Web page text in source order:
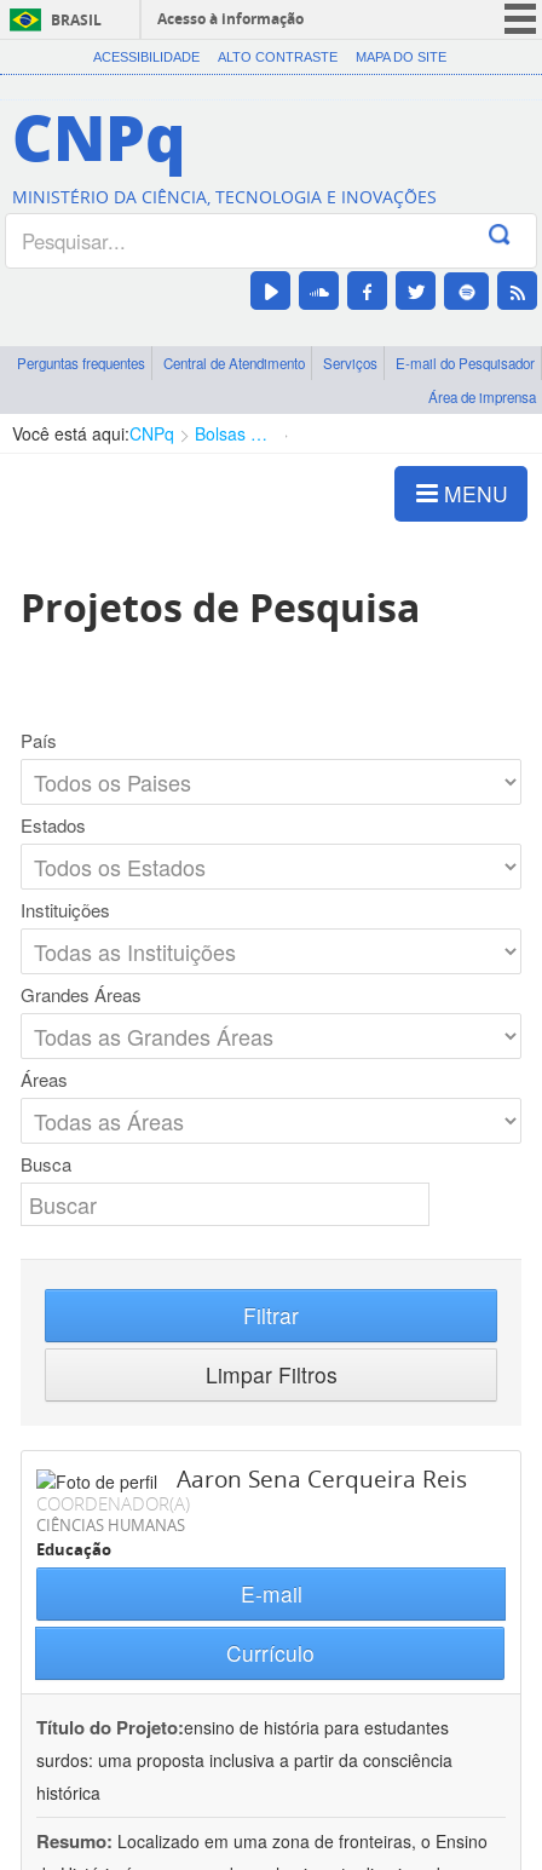
BRASIL
Acesso à informação
CORONAVÍRUS (COVID-19)
Canais
ACESSIBILIDADE ALTO CONTRASTE MAPA DO SITE
CNPq
MINISTÉRIO DA CIÊNCIA, TECNOLOGIA E INOVAÇÕES
Perguntas frequentes Central de Atendimento Serviços
E-mail do Pesquisador
Área de imprensa
Você está aqui:CNPq Bolsas e Auxílios Vigentes
MENU
Projetos de Pesquisa
País
Estados
Instituições
Grandes Áreas
Áreas
Busca
Filtrar
Limpar Filtros
Aaron Sena Cerqueira Reis
COORDENADOR(A)
CIÊNCIAS HUMANAS
Educação
E-mail
Currículo
Título do Projeto:ensino de história para estudantes
surdos: uma proposta inclusiva a partir da consciência
histórica
Resumo: Localizado em uma zona de fronteiras, o Ensino